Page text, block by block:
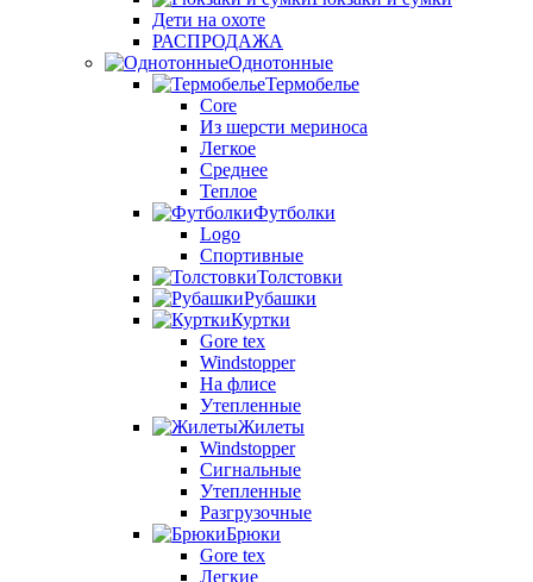
Дети на охоте
РАСПРОДАЖА
Однотонные
Термобелье
Core
Из шерсти мериноса
Легкое
Среднее
Теплое
Футболки
Logo
Спортивные
Толстовки
Рубашки
Куртки
Gore tex
Windstopper
На флисе
Утепленные
Жилеты
Windstopper
Сигнальные
Утепленные
Разгрузочные
Брюки
Gore tex
Легкие